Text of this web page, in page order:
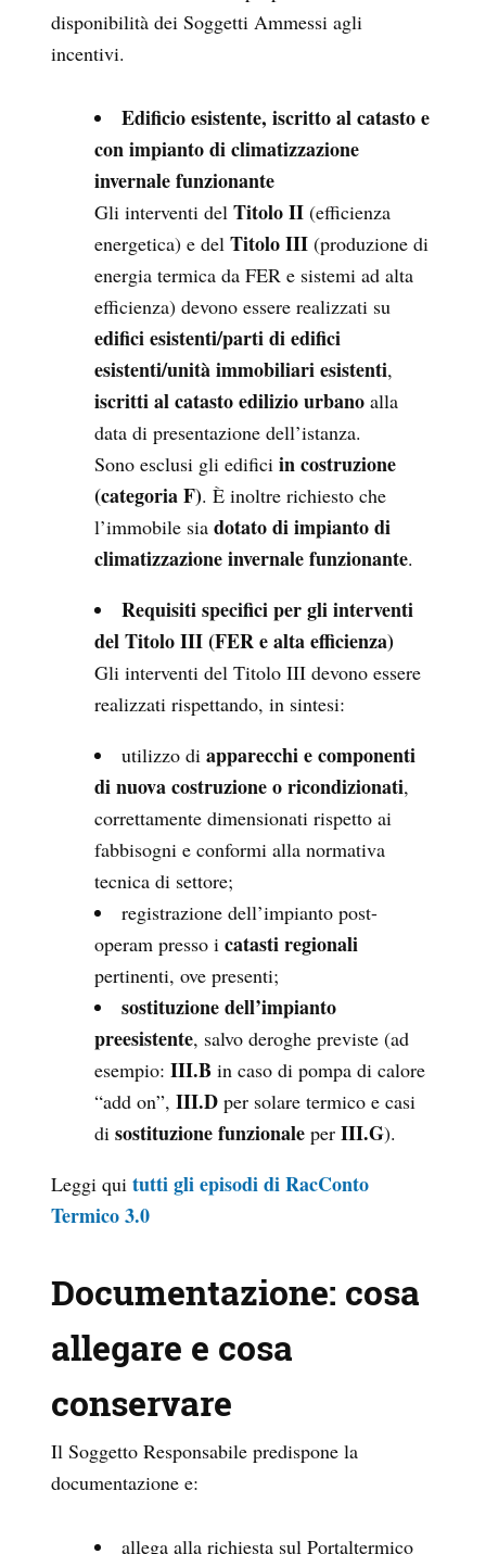
disponibilità dei Soggetti Ammessi agli
incentivi.
Edificio esistente, iscritto al catasto e
con impianto di climatizzazione
invernale funzionante
Gli interventi del Titolo II (efficienza
energetica) e del Titolo III (produzione di
energia termica da FER e sistemi ad alta
efficienza) devono essere realizzati su
edifici esistenti/parti di edifici
esistenti/unità immobiliari esistenti,
iscritti al catasto edilizio urbano alla
data di presentazione dell’istanza.
Sono esclusi gli edifici in costruzione
(categoria F). È inoltre richiesto che
l’immobile sia dotato di impianto di
climatizzazione invernale funzionante.
Requisiti specifici per gli interventi
del Titolo III (FER e alta efficienza)
Gli interventi del Titolo III devono essere
realizzati rispettando, in sintesi:
utilizzo di apparecchi e componenti
di nuova costruzione o ricondizionati,
correttamente dimensionati rispetto ai
fabbisogni e conformi alla normativa
tecnica di settore;
registrazione dell’impianto post-
operam presso i catasti regionali
pertinenti, ove presenti;
sostituzione dell’impianto
preesistente, salvo deroghe previste (ad
esempio: III.B in caso di pompa di calore
“add on”, III.D per solare termico e casi
di sostituzione funzionale per III.G).
Leggi qui tutti gli episodi di RacConto
Termico 3.0
Documentazione: cosa
allegare e cosa
conservare
Il Soggetto Responsabile predispone la
documentazione e:
allega alla richiesta sul Portaltermico